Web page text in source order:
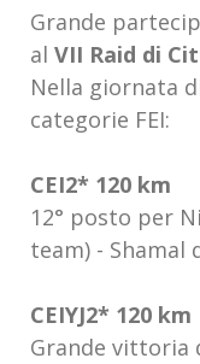
Grande
al VII Raid di
Nella giornata
categorie FEI:
CEI2* 120 km
12° posto per
team) - Shamal
CEIYJ2* 120 km
Grande vittoria